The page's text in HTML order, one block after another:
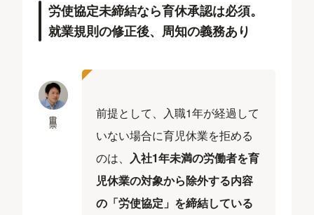
労使協定未締結なら育休承認は必須。
就業規則の修正後、周知の義務あり
前提として、入職1年が経過して
いない場合に育児休業を拒める
のは、 入社1年未満の労働者を育
児休業の対象から除外する内容
の「労使協定」を締結している